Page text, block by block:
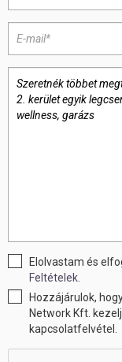
Elolvastam és
Feltételek.
Hozzájárulok,
Network Kft.
kapcsolatfelvétel.